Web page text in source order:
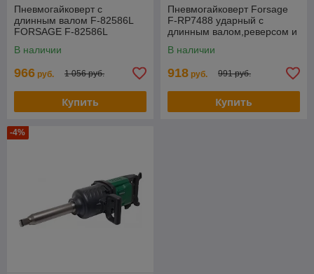
Пневмогайковерт с
длинным валом F-82586L
FORSAGE F-82586L
В наличии
966 руб. 1 056 руб.
Купить
Пневмогайковерт Forsage
F-RP7488 ударный с
длинным валом,реверсом и
1''+головки 32,33мм
В наличии
918 руб. 991 руб.
Купить
-4%